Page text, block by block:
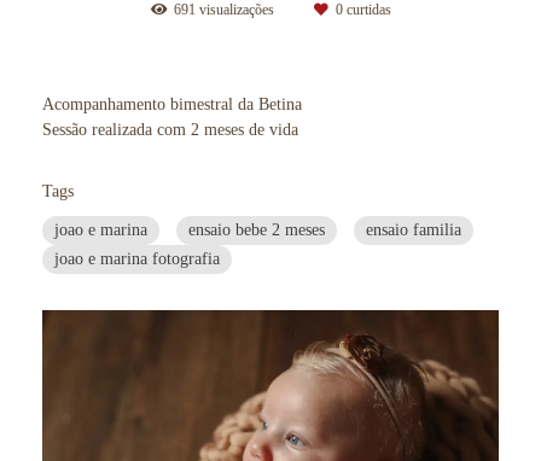
691 visualizações 0curtidas
Acompanhamento bimestral da Betina
Sessão realizada com 2 meses de vida
Tags
joao e marina ensaio bebe 2 meses
ensaio familia
joao e marina fotografia